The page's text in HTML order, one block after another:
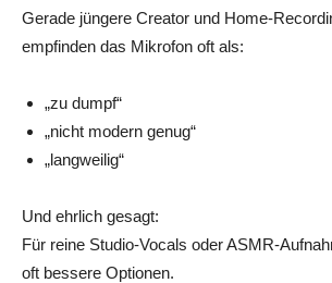
Gerade jüngere Creator und Home-
empfinden das Mikrofon oft als:
„zu dumpf“
„nicht modern genug“
„langweilig“
Und ehrlich gesagt:
Für reine Studio-Vocals oder ASMR-
oft bessere Optionen.